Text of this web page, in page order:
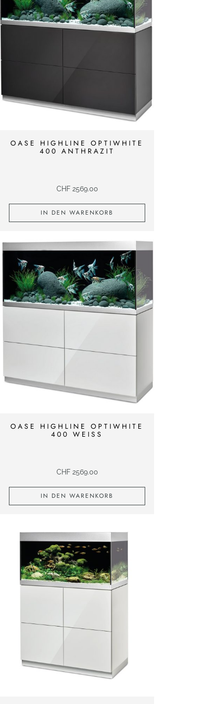
OASE HIGHLINE OPTIWHITE
400 ANTHRAZIT
CHF2569.00
IN DEN WARENKORB
OASE HIGHLINE OPTIWHITE
400 WEISS
CHF2569.00
IN DEN WARENKORB